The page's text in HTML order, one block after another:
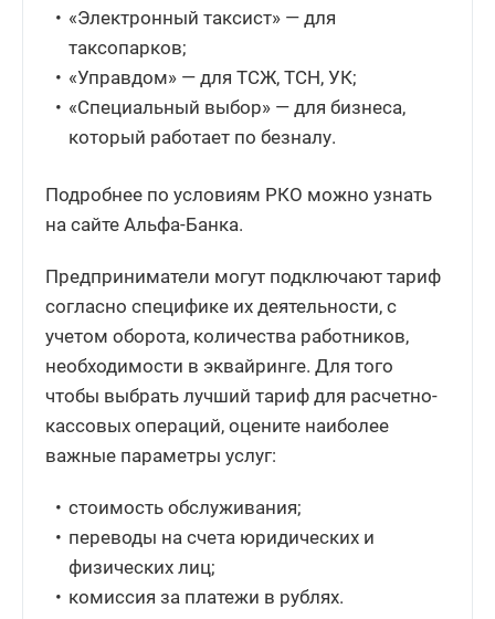
«Электронный таксист» — для
таксопарков;
«Управдом» — для ТСЖ, ТСН, УК;
«Специальный выбор» — для бизнеса,
который работает по безналу.
Подробнее по условиям РКО можно узнать
на сайте Альфа-Банка.
Предприниматели могут подключают тариф
согласно специфике их деятельности, с
учетом оборота, количества работников,
необходимости в эквайринге. Для того
чтобы выбрать лучший тариф для расчетно-
кассовых операций, оцените наиболее
важные параметры услуг:
стоимость обслуживания;
переводы на счета юридических и
физических лиц;
комиссия за платежи в рублях.